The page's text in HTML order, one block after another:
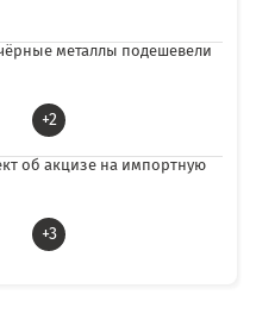
металлы подешевели
+2
об акцизе на импортную
+3